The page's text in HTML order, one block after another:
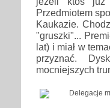
Przedmiotem
Kaukazie.
"gruszki"...
lat) i miał w
przyznać.
mocniejszych